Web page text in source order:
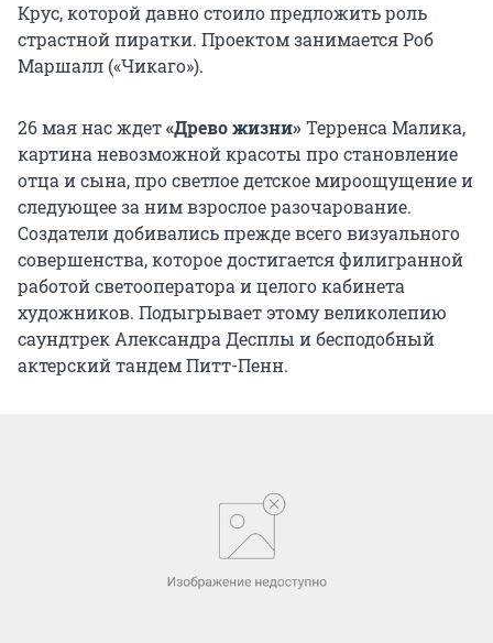
Крус, которой давно стоило предложить роль
страстной пиратки. Проектом занимается Роб
Маршалл («Чикаго»).
26 мая нас ждет«Древо жизни»Терренса Малика,
картина невозможной красоты про становление
отца и сына, про светлое детское мироощущение и
следующее за ним взрослое разочарование.
Создатели добивались прежде всего визуального
совершенства, которое достигается филигранной
работой светооператора и целого кабинета
художников. Подыгрывает этому великолепию
саундтрек Александра Десплы и бесподобный
актерский тандем Питт-Пенн.